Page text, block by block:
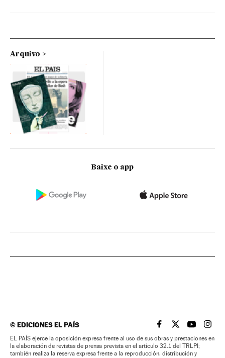
Arquivo
Baixe o app
©EDICIONES EL PAÍS EL PAÍS BRASIL EN
EL PAÍSEL PAÍS
EL
EL PAÍS ejerce la oposición expresa frente al uso de sus obras y prestaciones en
la elaboración de revistas de prensa prevista en el artículo 32.1 del TRLPI;
también realiza la reserva expresa frente a la reproducción, distribución y